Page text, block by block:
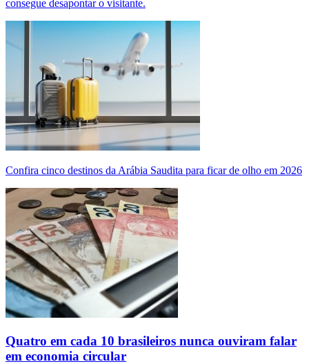
consegue desapontar o visitante.
Confira cinco destinos da Arábia Saudita para ficar de olho em 2026
Quatro em cada 10 brasileiros nunca ouviram falar
em economia circular